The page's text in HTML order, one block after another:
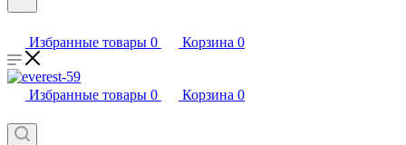
Избранные товары 0 Корзина 0
Избранные товары 0 Корзина 0